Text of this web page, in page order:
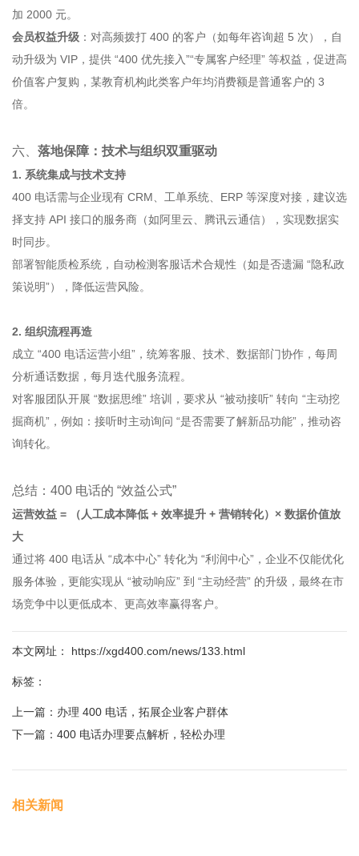
加 2000 元。
会员权益升级 ：对高频拨打 400 的客户（如每年咨询超 5 次），自
动升级为 VIP，提供 “400 优先接入”“专属客户经理” 等权益，促进高
价值客户复购，某教育机构此类客户年均消费额是普通客户的 3
倍。
六、 落地保障：技术与组织双重驱动
1. 系统集成与技术支持
400 电话需与企业现有 CRM、工单系统、ERP 等深度对接，建议选
择支持 API 接口的服务商（如阿里云、腾讯云通信），实现数据实
时同步。
部署智能质检系统，自动检测客服话术合规性（如是否遗漏 “隐私政
策说明”），降低运营风险。
2. 组织流程再造
成立 “400 电话运营小组”，统筹客服、技术、数据部门协作，每周
分析通话数据，每月迭代服务流程。
对客服团队开展 “数据思维” 培训，要求从 “被动接听” 转向 “主动挖
掘商机”，例如：接听时主动询问 “是否需要了解新品功能”，推动咨
询转化。
总结：400 电话的 “效益公式”
运营效益 = （人工成本降低 + 效率提升 + 营销转化）× 数据价值放
大
通过将 400 电话从 “成本中心” 转化为 “利润中心”，企业不仅能优化
服务体验，更能实现从 “被动响应” 到 “主动经营” 的升级，最终在市
场竞争中以更低成本、更高效率赢得客户。
本文网址： https://xgd400.com/news/133.html
标签：
上一篇： 办理 400 电话，拓展企业客户群体
下一篇： 400 电话办理要点解析，轻松办理
相关新闻